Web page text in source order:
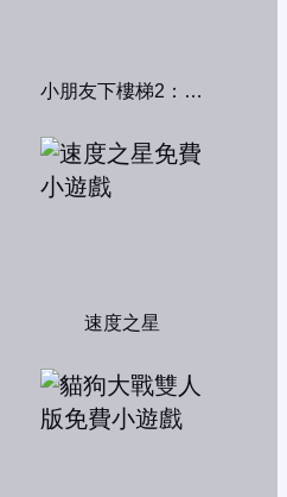
小朋友下樓梯2：中文版
速度之星